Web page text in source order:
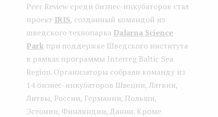
Peer Review среди бизнес-инкубаторов стал
проект IRIS, созданный командой из
шведского технопарка Dalarna Science
Parkпри поддержке Шведского института
в рамках программы Interreg Baltic Sea
Region. Организаторы собрали команду из
14 бизнес-инкубаторов Швеции, Латвии,
Литвы, России, Германии, Польши,
Эстонии, Финляндии, Дании. Кроме